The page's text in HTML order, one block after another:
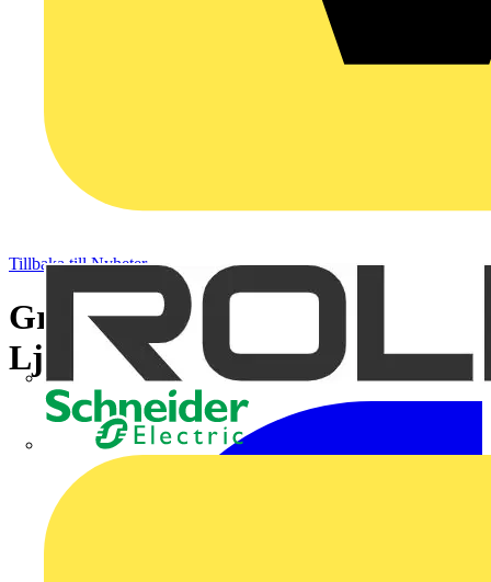
Tillbaka till Nyheter
Gratis provnummer av
Ljuskultur